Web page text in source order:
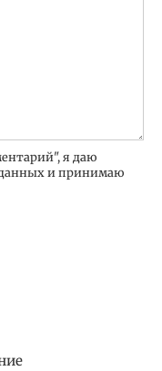
я даю
данных и принимаю